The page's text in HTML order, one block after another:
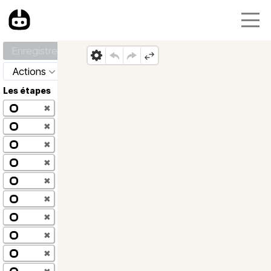
Actions
Les étapes
✖
✖
✖
✖
✖
✖
✖
✖
✖